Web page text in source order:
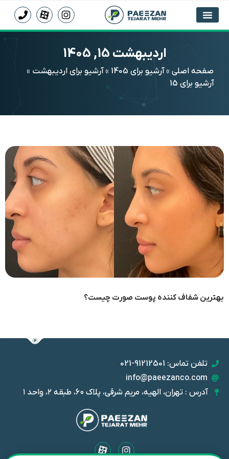
اردیبهشت 15, 1405
صفحه اصلی »آرشیو برای 1405 »آرشیو برای اردیبهشت »
آرشیو برای 15
بهترین شفاف کننده پوست صورت چیست؟
تلفن تماس: 91212501-021
info@paeezanco.com
آدرس : تهران، الهیه، مریم شرقی، پلاک ۶۰، طبقه ۲، واحد ۱